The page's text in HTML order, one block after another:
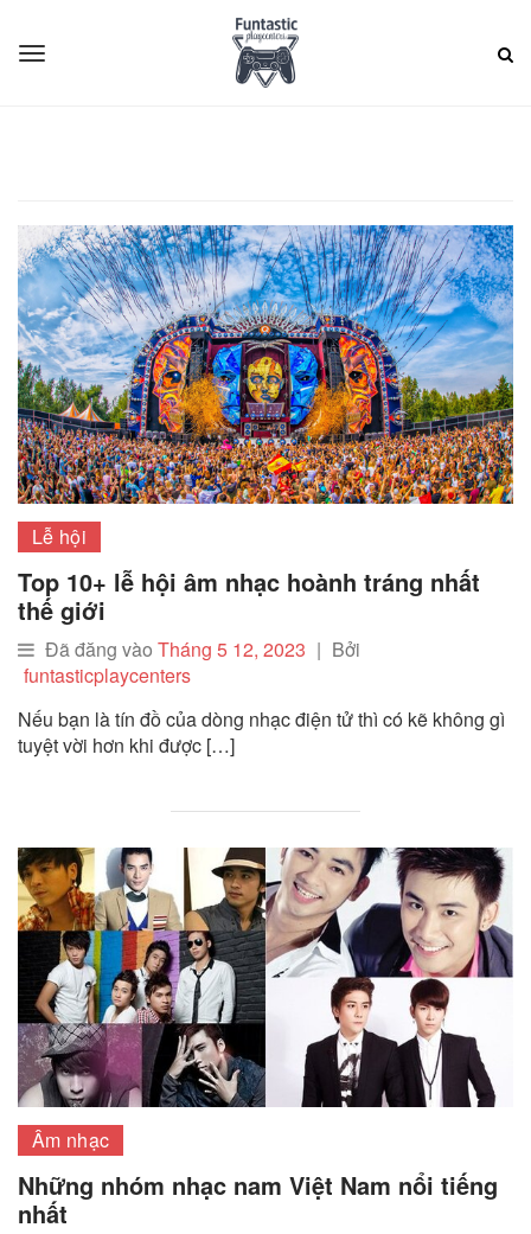
Lễ hội
Top 10+ lễ hội âm nhạc hoành tráng nhất
thế giới
Đã đăng vào Tháng 5 12, 2023 | Bởi
funtasticplaycenters
Nếu bạn là tín đồ của dòng nhạc điện tử thì có kẽ không gì
tuyệt vời hơn khi được […]
Âm nhạc
Những nhóm nhạc nam Việt Nam nổi tiếng
nhất